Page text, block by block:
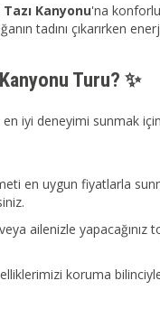
Tazı Kanyonu'na
tadını çıkarırken
Turu? ✨
iyi deneyimi sunmak
en uygun fiyatlarla
ailenizle
koruma